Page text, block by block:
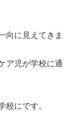
向に見えてきま
ア児が学校に通
校にです。